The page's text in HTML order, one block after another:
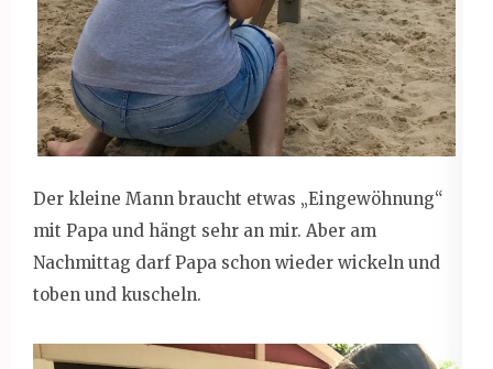
Der kleine Mann braucht etwas „Eingewöhnung“
mit Papa und hängt sehr an mir. Aber am
Nachmittag darf Papa schon wieder wickeln und
toben und kuscheln.